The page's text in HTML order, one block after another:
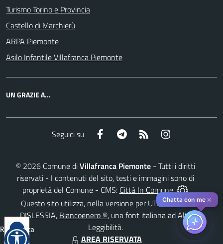
Turismo Torino e Provincia
Castello di Marchierù
ARPA Piemonte
Asilo Infantile Villafranca Piemonte
UN GRAZIE A...
Seguici su Facebook Telegram RSS
© 2026 Comune diVillafranca Piemonte - Tutti i diritti
riservati - I contenuti del sito, testi e immagini sono di
proprietà del Comune - CMS: Città In Comune
Questo sito utilizza, nella versione per UTENTI CON
DISLESSIA, Biancoenero ®, una font italiana ad Alta
Leggibilità.
AREA RISERVATA
Reimposta
tutto
Chatta con me ✕